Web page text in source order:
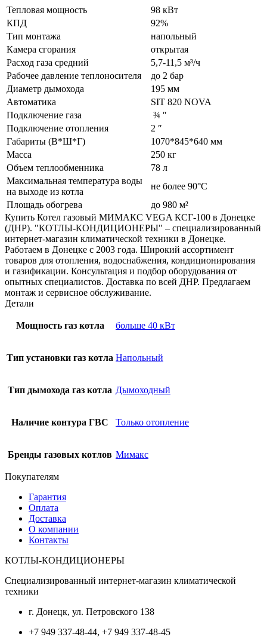
Тепловая мощность
98 кВт
КПД
92%
Тип монтажа
напольный
Камера сгорания
открытая
Расход газа средний
5,7-11,5 м³/ч
Рабочее давление теплоносителя
до 2 бар
Диаметр дымохода
195 мм
Автоматика
SIT 820 NOVA
Подключение газа
¾ ʺ
Подключение отопления
2 ʺ
Габариты (В*Ш*Г)
1070*845*640 мм
Масса
250 кг
Объем теплообменника
78 л
Максимальная температура воды
на выходе из котла
не более 90°С
Площадь обогрева
до 980 м²
Купить Котел газовый МИМАКС VEGA КСГ-100 в Донецке
(ДНР). "КОТЛЫ-КОНДИЦИОНЕРЫ" – специализированный
интернет-магазин климатической техники в Донецке.
Работаем в Донецке с 2003 года. Широкий ассортимент
товаров для отопления, водоснабжения, кондиционирования
и газификации. Консультация и подбор оборудования от
опытных специалистов. Доставка по всей ДНР. Предлагаем
монтаж и сервисное обслуживание.
Детали
Мощность газ котла больше 40 кВт
Тип установки газ котла Напольный
Тип дымохода газ котла Дымоходный
Наличие контура ГВС Только отопление
Бренды газовых котлов Мимакс
Покупателям
Гарантия
Оплата
Доставка
О компании
Контакты
КОТЛЫ-КОНДИЦИОНЕРЫ
Специализированный интернет-магазин климатической
техники
г. Донецк, ул. Петровского 138
+7 949 337-48-44, +7 949 337-48-45